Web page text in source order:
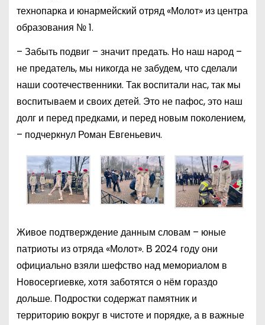
технопарка и юнармейский отряд «Молот» из центра
образования № 1.
– Забыть подвиг – значит предать. Но наш народ –
не предатель, мы никогда не забудем, что сделали
наши соотечественники. Так воспитали нас, так мы
воспитываем и своих детей. Это не пафос, это наш
долг и перед предками, и перед новым поколением,
– подчеркнул Роман Евгеньевич.
Живое подтверждение данным словам – юные
патриоты из отряда «Молот». В 2024 году они
официально взяли шефство над мемориалом в
Новосергиевке, хотя заботятся о нём гораздо
дольше. Подростки содержат памятник и
территорию вокруг в чистоте и порядке, а в важные